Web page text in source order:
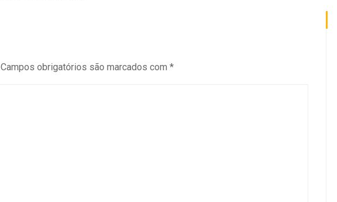
Campos obrigatórios são marcados com *